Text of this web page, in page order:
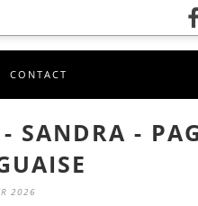
CONTACT
SANDRA -
2026